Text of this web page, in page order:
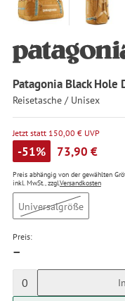
Patagonia Black
Reisetasche / Unisex
Jetzt statt 150,00 € UVP
-51% 73,90 €
Preis abhängig von der gewählten
inkl. MwSt., zzgl.Versandkosten
Universalgröße
Preis:
—
0